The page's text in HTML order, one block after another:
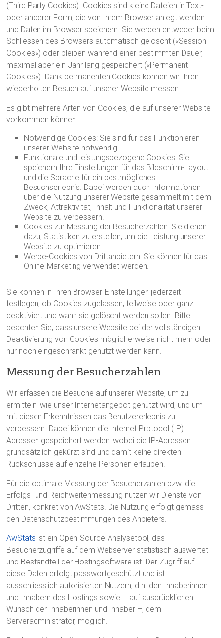
(Third Party Cookies). Cookies sind kleine Dateien in Text-
oder anderer Form, die von Ihrem Browser anlegt werden
und Daten im Browser speichern. Sie werden entweder beim
Schliessen des Browsers automatisch gelöscht («Session
Cookies») oder bleiben während einer bestimmten Dauer,
maximal aber ein Jahr lang gespeichert («Permanent
Cookies»). Dank permanenten Cookies können wir Ihren
wiederholten Besuch auf unserer Website messen.
Es gibt mehrere Arten von Cookies, die auf unserer Website
vorkommen können:
Notwendige Cookies: Sie sind für das Funktionieren
unserer Website notwendig.
Funktionale und leistungsbezogene Cookies: Sie
speichern Ihre Einstellungen für das Bildschirm-Layout
und die Sprache für ein bestmögliches
Besuchserlebnis. Dabei werden auch Informationen
über die Nutzung unserer Website gesammelt mit dem
Zweck, Attraktivität, Inhalt und Funktionalität unserer
Website zu verbessern.
Cookies zur Messung der Besucherzahlen: Sie dienen
dazu, Statistiken zu erstellen, um die Leistung unserer
Website zu optimieren.
Werbe-Cookies von Drittanbietern: Sie können für das
Online-Marketing verwendet werden.
Sie können in Ihren Browser-Einstellungen jederzeit
festlegen, ob Cookies zugelassen, teilweise oder ganz
deaktiviert und wann sie gelöscht werden sollen. Bitte
beachten Sie, dass unsere Website bei der vollständigen
Deaktivierung von Cookies möglicherweise nicht mehr oder
nur noch eingeschränkt genutzt werden kann.
Messung der Besucherzahlen
Wir erfassen die Besuche auf unserer Website, um zu
ermitteln, wie unser Internetangebot genutzt wird, und um
mit diesen Erkenntnissen das Benutzererlebnis zu
verbessern. Dabei können die Internet Protocol (IP)
Adressen gespeichert werden, wobei die IP-Adressen
grundsätzlich gekürzt sind und damit keine direkten
Rückschlüsse auf einzelne Personen erlauben.
Für die optimale Messung der Besucherzahlen bzw. die
Erfolgs- und Reichweitenmessung nutzen wir Dienste von
Dritten, konkret von AwStats. Die Nutzung erfolgt gemäss
den Datenschutzbestimmungen des Anbieters.
AwStats ist ein Open-Source-Analysetool, das
Besucherzugriffe auf dem Webserver statistisch auswertet
und Bestandteil der Hostingsoftware ist. Der Zugriff auf
diese Daten erfolgt passwortgeschützt und ist
ausschliesslich autorisierten Nutzern, d.h. den Inhaberinnen
und Inhabern des Hostings sowie – auf ausdrücklichen
Wunsch der Inhaberinnen und Inhaber –, dem
Serveradministrator, möglich.